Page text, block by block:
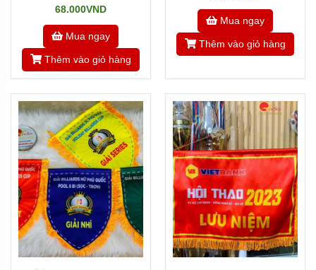
68.000VND
Mua ngay
Thêm vào giỏ hàng
Mua ngay
Thêm vào giỏ hàng